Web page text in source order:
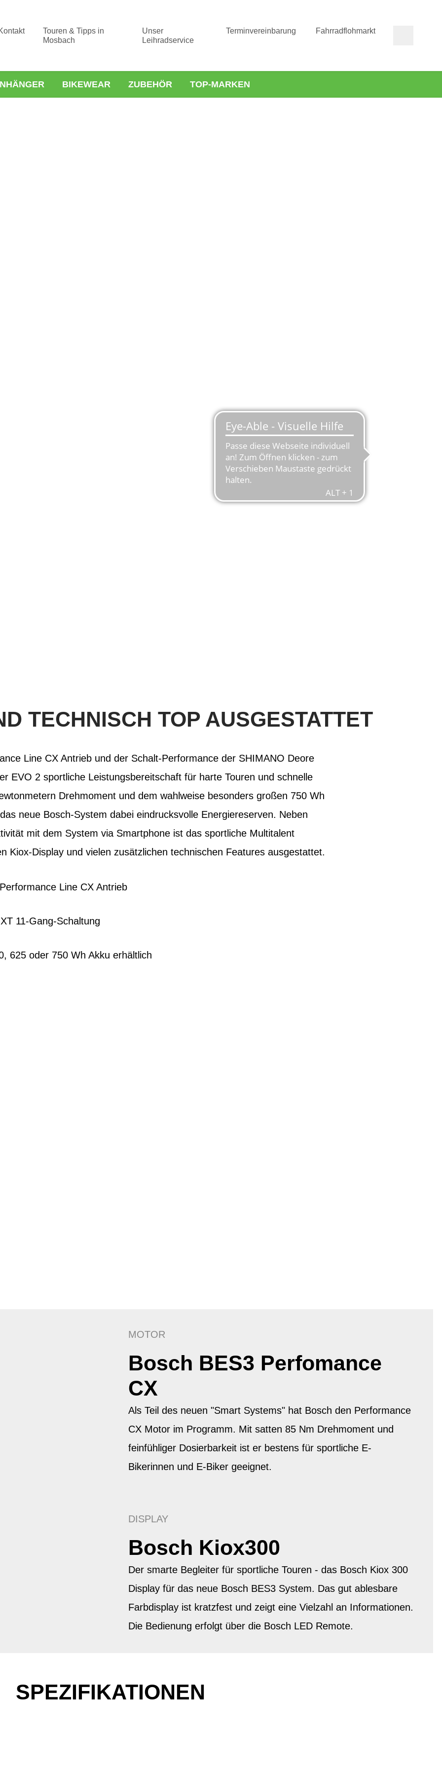
Touren & Tipps in
Mosbach
Unser
Leihradservice
Terminvereinbarung Fahrradflohmarkt
BIKEWEAR ZUBEHÖR TOP-MARKEN
TECHNISCH TOP AUSGESTATTET
Line CX Antrieb und der Schalt-Performance der SHIMANO Deore
EVO 2 sportliche Leistungsbereitschaft für harte Touren und schnelle
Drehmoment und dem wahlweise besonders großen 750 Wh
neue Bosch-System dabei eindrucksvolle Energiereserven. Neben
mit dem System via Smartphone ist das sportliche Multitalent
Kiox-Display und vielen zusätzlichen technischen Features ausgestattet.
Line CX Antrieb
11-Gang-Schaltung
625 oder 750 Wh Akku erhältlich
MOTOR
Bosch BES3 Perfomance
CX
Als Teil des neuen "Smart Systems" hat Bosch den Performance
CX Motor im Programm. Mit satten 85 Nm Drehmoment und
feinfühliger Dosierbarkeit ist er bestens für sportliche E-
Bikerinnen und E-Biker geeignet.
DISPLAY
Bosch Kiox300
Der smarte Begleiter für sportliche Touren - das Bosch Kiox 300
Display für das neue Bosch BES3 System. Das gut ablesbare
Farbdisplay ist kratzfest und zeigt eine Vielzahl an Informationen.
Die Bedienung erfolgt über die Bosch LED Remote.
SPEZIFIKATIONEN